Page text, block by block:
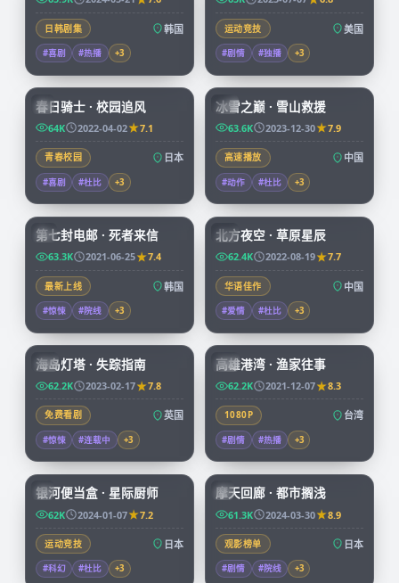
日韩剧集 韩国
#喜剧 #热播 +3
运动竞技 美国
#剧情 #独播 +3
JP
73:38
春日骑士 · 校园追风
64K 2022-04-02 7.1
青春校园 日本
#喜剧 #杜比 +3
CN
冰雪之巅 · 雪山救援
63.6K 2023-12-30 7.9
高速播放 中国
#动作 #杜比 +3
KR
99:14
第七封电邮 · 死者来信
63.3K 2021-06-25 7.4
最新上线 韩国
#惊悚 #院线 +3
CN
99:01
北方夜空 · 草原星辰
62.4K 2022-08-19 7.7
华语佳作 中国
#爱情 #杜比 +3
CN
海岛灯塔 · 失踪指南
62.2K 2023-02-17 7.8
免费看剧 英国
#惊悚 #连载中 +3
TW
高雄港湾 · 渔家往事
62.2K 2021-12-07 8.3
1080P 台湾
#剧情 #热播 +3
JP
59:46
银河便当盒 · 星际厨师
62K 2024-01-07 7.2
运动竞技 日本
#科幻 #杜比 +3
JP
45:37
摩天回廊 · 都市搁浅
61.3K 2024-03-30 8.9
观影榜单 日本
#剧情 #院线 +3